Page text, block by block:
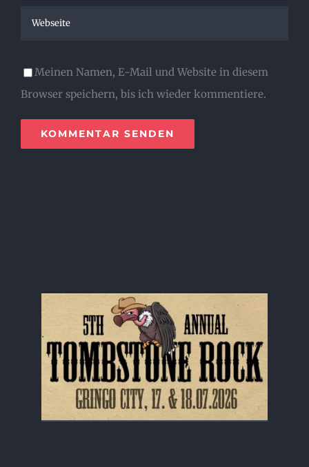
Meinen Namen, E-Mail und Website in diesem
Browser speichern, bis ich wieder kommentiere.